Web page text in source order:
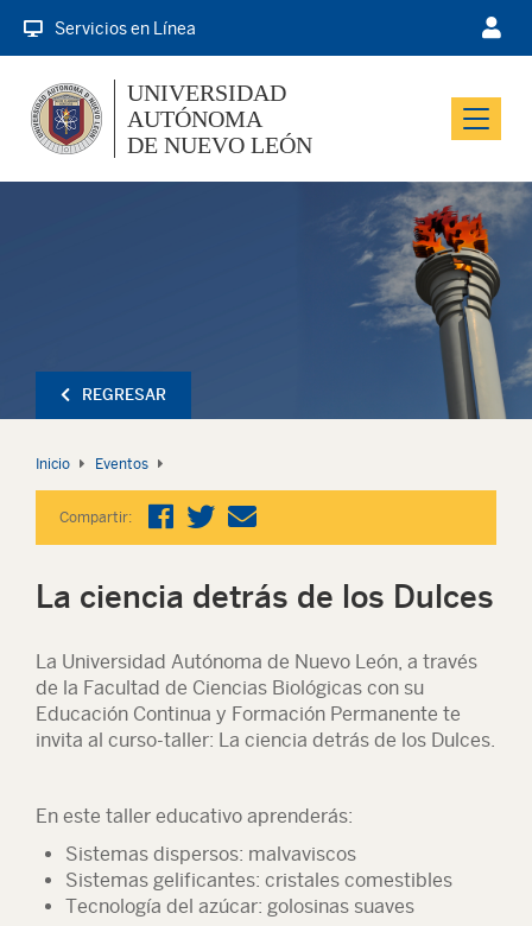
Servicios en Línea
Menu
UNIVERSIDAD
AUTÓNOMA
DE NUEVO LEÓN
REGRESAR
Inicio Eventos
Compartir:
La ciencia detrás de los Dulces
La Universidad Autónoma de Nuevo León, a través
de la Facultad de Ciencias Biológicas con su
Educación Continua y Formación Permanente te
invita al curso-taller: La ciencia detrás de los Dulces.
En este taller educativo aprenderás:
Sistemas dispersos: malvaviscos
Sistemas gelificantes: cristales comestibles
Tecnología del azúcar: golosinas suaves